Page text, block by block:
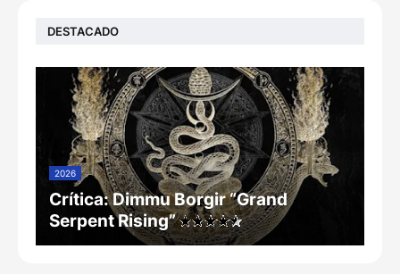
DESTACADO
2026
Crítica: Dimmu Borgir “Grand
Serpent Rising”